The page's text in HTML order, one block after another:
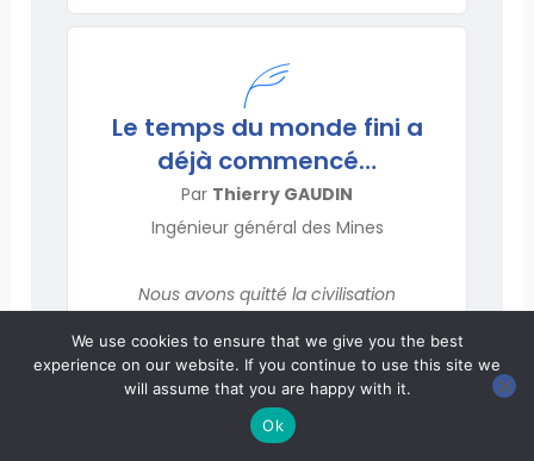
Le temps du monde fini a
déjà commencé…
Par Thierry GAUDIN
Ingénieur général des Mines
Nous avons quitté la civilisation
l’énergie, pour entrer dans une
civilisation cognitive, instaurant un
nouveau rapport au vivant et au temps
We use cookies to ensure that we give you the best
experience on our website. If you continue to use this site we
will assume that you are happy with it.
Ok